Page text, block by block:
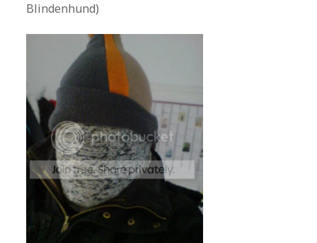
Blindenhund)